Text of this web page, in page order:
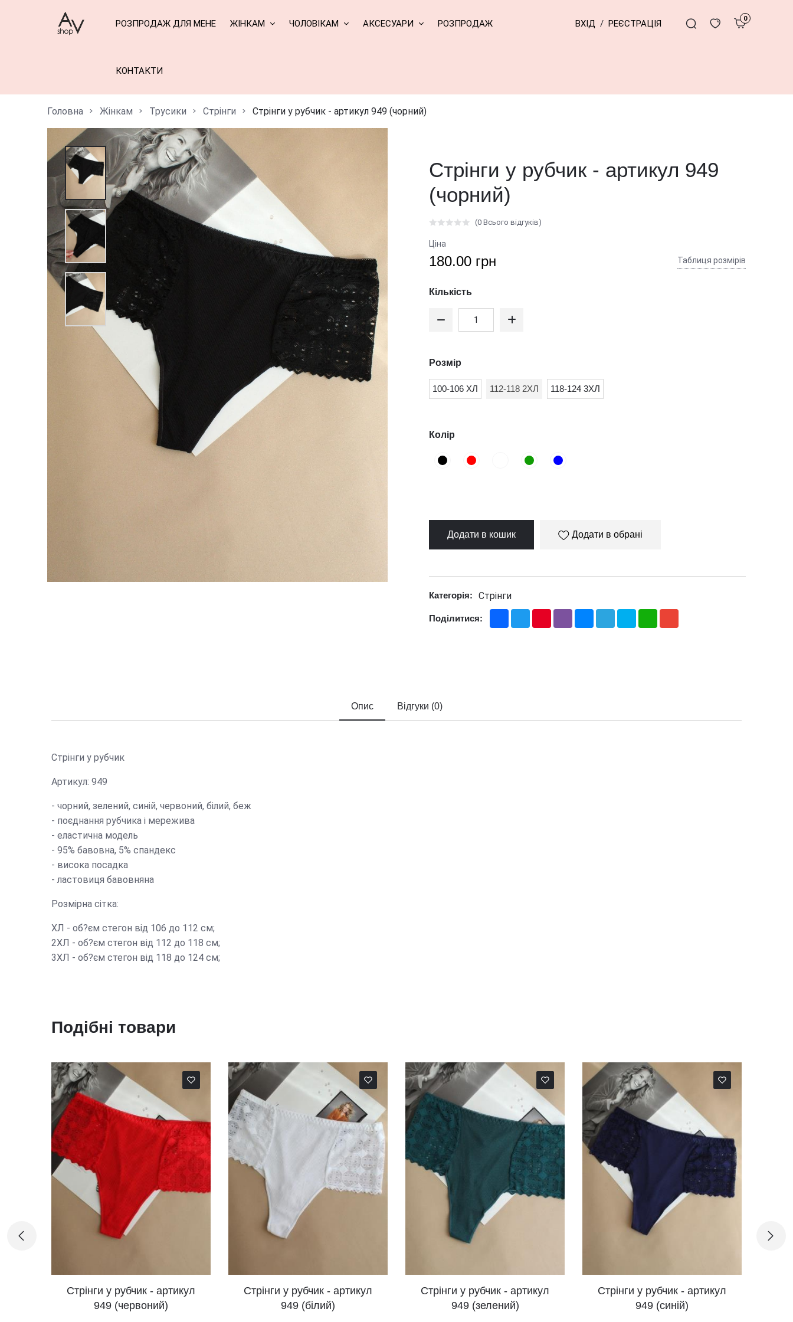
ВХІД / РЕЄСТРАЦІЯ 0
РОЗПРОДАЖ ДЛЯ МЕНЕ ЖІНКАМ ЧОЛОВІКАМ АКСЕСУАРИ РОЗПРОДАЖ
КОНТАКТИ
Головна Жінкам Трусики Стрінги Стрінги у рубчик - артикул 949 (чорний)
Стрінги у рубчик - артикул 949
(чорний)
(0 Всього відгуків)
Ціна
180.00 грн Таблиця розмірів
Кількість
Розмір
100-106 ХЛ 112-118 2ХЛ 118-124 3ХЛ
Колір
Додати в кошик Додати в обрані
Категорія: Стрінги
Поділитися: Facebook
TwitterPinterestViber Messenger
TelegramSkypeWhatsApp
Опис Відгуки (0)
Стрінги у рубчик
Артикул: 949
- чорний, зелений, синій, червоний, білий, беж
- поєднання рубчика і мережива
- еластична модель
- 95% бавовна, 5% спандекс
- висока посадка
- ластовиця бавовняна
Розмірна сітка:
ХЛ - об?єм стегон від 106 до 112 см;
2ХЛ - об?єм стегон від 112 до 118 см;
3ХЛ - об?єм стегон від 118 до 124 см;
Подібні товари
рубчик - артикул
Стрінги у рубчик - артикул
Стрінги у рубчик - артикул
Стрінги у рубчик - артикул
Мереживні стрінги -
артикул 6002 (пудра)